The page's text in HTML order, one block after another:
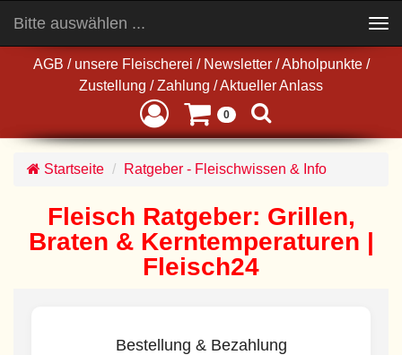
AGB / unsere Fleischerei / Newsletter / Abholpunkte /
Zustellung / Zahlung /Aktueller Anlass
0
Bitte auswählen ...
navigation
Startseite Ratgeber - Fleischwissen & Info
Fleisch Ratgeber: Grillen,
Braten & Kerntemperaturen |
Fleisch24
Bestellung & Bezahlung